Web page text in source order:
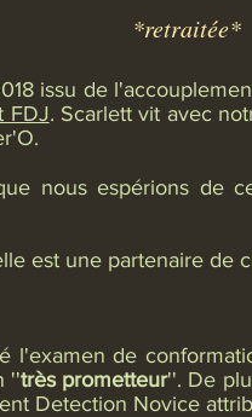
*retraitée*
issu de
FDJ. Scarlett vit avec
nous espérions de
est une partenaire de
l'examen de
''très prometteur''. De
Detection Novice